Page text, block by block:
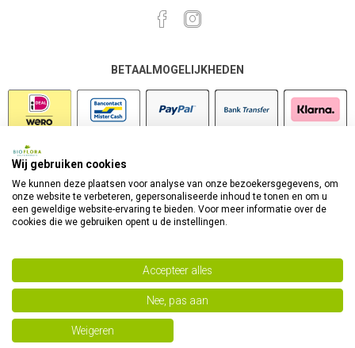
BETAALMOGELIJKHEDEN
Powered bynopCommerce
Copyright 2026 Bioflora Health Products. Alle rechten
Wij gebruiken cookies
We kunnen deze plaatsen voor analyse van onze bezoekersgegevens, om
onze website te verbeteren, gepersonaliseerde inhoud te tonen en om u
een geweldige website-ervaring te bieden. Voor meer informatie over de
cookies die we gebruiken opent u de instellingen.
Accepteer alles
Nee, pas aan
Weigeren